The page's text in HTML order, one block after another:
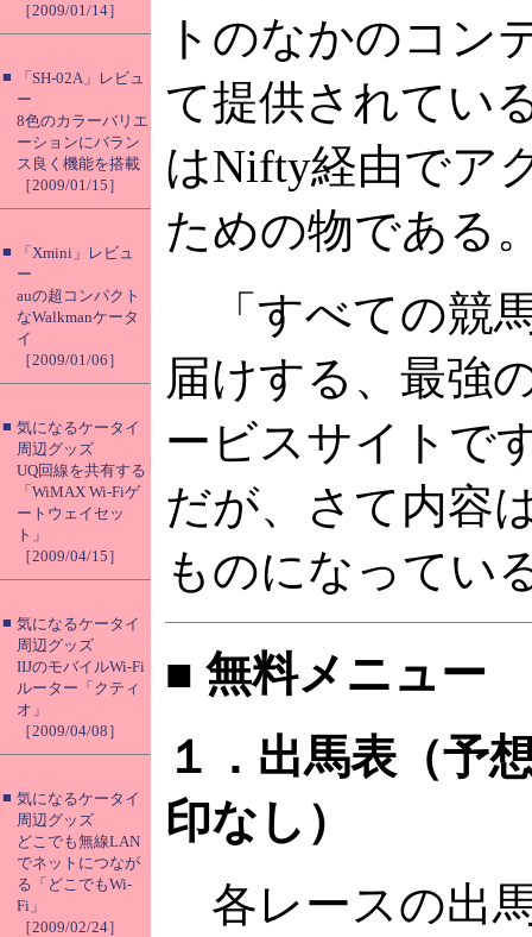
［2009/01/14］
■
「SH-02A」レビュ
ー
8色のカラーバリエ
ーションにバラン
ス良く機能を搭載
［2009/01/15］
■
「Xmini」レビュ
ー
auの超コンパクト
なWalkmanケータ
イ
［2009/01/06］
■ 気になるケータイ
周辺グッズ
UQ回線を共有する
「WiMAX Wi-Fiゲ
ートウェイセッ
ト」
［2009/04/15］
■ 気になるケータイ
周辺グッズ
IIJのモバイルWi-Fi
ルーター「クティ
オ」
［2009/04/08］
■ 気になるケータイ
周辺グッズ
どこでも無線LAN
でネットにつなが
る「どこでもWi-
Fi」
［2009/02/24］
トのなかのコン
て提供されてい
はNifty経由でア
ための物である
「すべての競
届けする、最強
ービスサイトで
だが、さて内容
ものになってい
■ 無料メニュー
１．出馬表（予
印なし）
各レースの出